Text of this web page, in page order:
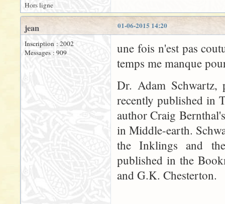
Hors ligne
01-06-2015 14:20
jean
Inscription : 2002
Messages : 909
une fois n'est pas
temps me manque
Dr. Adam Schwartz,
recently published in
author Craig
in Middle-earth.
the Inklings and
published in the
and G.K. Chesterton.